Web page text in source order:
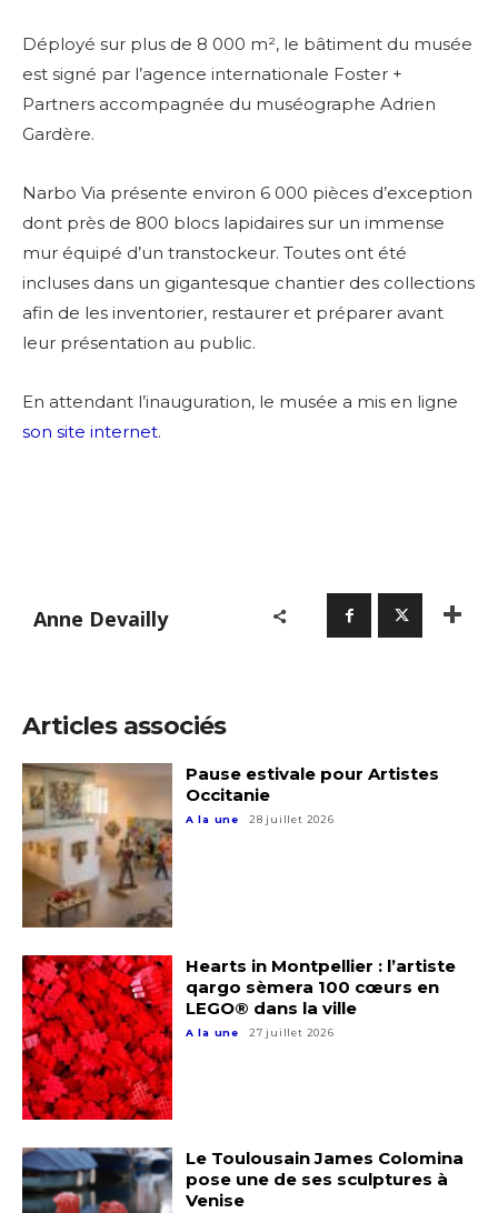
Prénom
Statut / Organisation
J'accepte lestermes et conditions
* Champ obligatoire
Adresse email*
Nom
Prénom
Statut / Organisation
J'accepte lestermes et conditions
Déployé sur plus de 8 000 m², le bâtiment du musée
est signé par l’agence internationale Foster +
Partners accompagnée du muséographe Adrien
Gardère.
Narbo Via présente environ 6 000 pièces d’exception
dont près de 800 blocs lapidaires sur un immense
mur équipé d’un transtockeur. Toutes ont été
incluses dans un gigantesque chantier des collections
afin de les inventorier, restaurer et préparer avant
leur présentation au public.
En attendant l’inauguration, le musée a mis en ligne
son site internet.
Anne Devailly
Articles associés
Pause estivale pour Artistes
Occitanie
A la une 28 juillet 2026
Hearts in Montpellier : l’artiste
qargo sèmera 100 cœurs en
LEGO® dans la ville
A la une 27 juillet 2026
Le Toulousain James Colomina
pose une de ses sculptures à
Venise